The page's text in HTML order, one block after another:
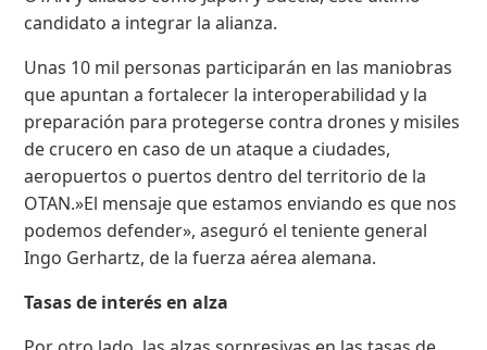
candidato a integrar la alianza.
Unas 10 mil personas participarán en las maniobras
que apuntan a fortalecer la interoperabilidad y la
preparación para protegerse contra drones y misiles
de crucero en caso de un ataque a ciudades,
aeropuertos o puertos dentro del territorio de la
OTAN.»El mensaje que estamos enviando es que nos
podemos defender», aseguró el teniente general
Ingo Gerhartz, de la fuerza aérea alemana.
Tasas de interés en alza